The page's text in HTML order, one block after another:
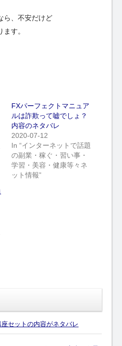
ら、不安だけど
す。
FXパーフェクトマニュア
ルは詐欺って嘘でしょ？
内容のネタバレ
2020-07-12
In “インターネットで話題
の副業・稼ぐ・習い事・
学習・美容・健康等々ネ
ット情報”
セットの内容がネタバレ